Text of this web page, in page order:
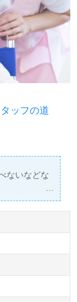
ッフの道
ないなどな